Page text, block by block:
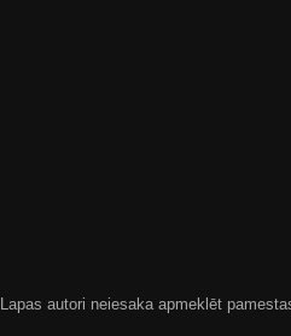
Lapas autori neiesaka apmeklēt